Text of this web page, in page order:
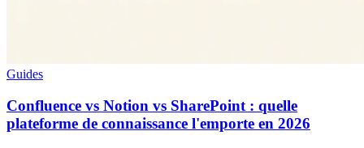
Guides
Confluence vs Notion vs SharePoint : quelle
plateforme de connaissance l'emporte en 2026